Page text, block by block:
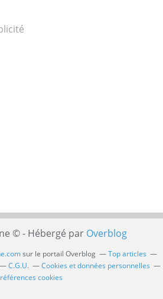
© - Hébergé par Overblog
sur le portail Overblog
Top articles
C.G.U.
Cookies et données personnelles
cookies